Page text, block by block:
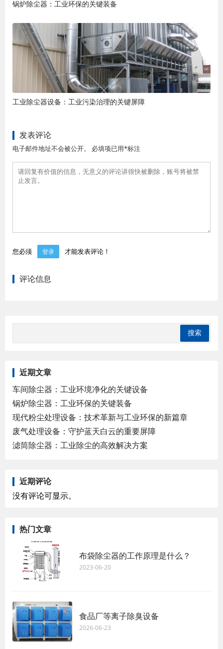
锅炉除尘器：工业环保的关键装备
工业除尘器设备：工业污染治理的关键屏障
发表评论
电子邮件地址不会被公开。 必填项已用*标注
您必须 登录 才能发表评论！
评论信息
近期文章
车间除尘器：工业环境净化的关键设备
锅炉除尘器：工业环保的关键装备
现代粉尘处理设备：技术革新与工业环保的新篇章
废气处理设备：守护蓝天白云的重要屏障
滤筒除尘器：工业除尘的高效解决方案
近期评论
没有评论可显示。
热门文章
布袋除尘器的工作原理是什么？
2023-06-20
食品厂等离子除臭设备
2026-06-23